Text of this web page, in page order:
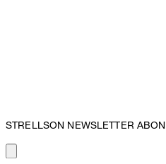
STRELLSON NEWSLETTER